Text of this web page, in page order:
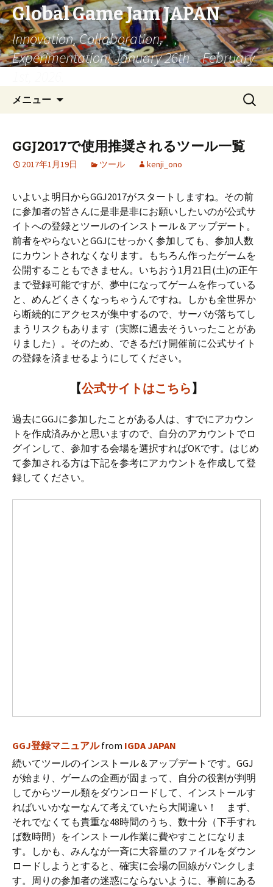
Global Game Jam JAPAN
Innovation, Collaboration,
Experimentation! January 26th – February
メニュー
ツ
へ
動
検
索:
GGJ2017で使用推奨されるツール一覧
2017年1月19日 ツール kenji_ono
いよいよ明日からGGJ2017がスタートしますね。その前
に参加者の皆さんに是非是非にお願いしたいのが公式サ
イトへの登録とツールのインストール＆アップデート。
前者をやらないとGGJにせっかく参加しても、参加人数
にカウントされなくなります。もちろん作ったゲームを
公開することもできません。いちおう1月21日(土)の正午
まで登録可能ですが、夢中になってゲームを作っている
と、めんどくさくなっちゃうんですね。しかも全世界か
ら断続的にアクセスが集中するので、サーバが落ちてし
まうリスクもあります（実際に過去そういったことがあ
りました）。そのため、できるだけ開催前に公式サイト
の登録を済ませるようにしてください。
【公式サイトはこちら 】
過去にGGJに参加したことがある人は、すでにアカウン
トを作成済みかと思いますので、自分のアカウントでロ
グインして、参加する会場を選択すればOKです。はじめ
て参加される方は下記を参考にアカウントを作成して登
録してください。
GGJ登録マニュアル from IGDA JAPAN
続いてツールのインストール＆アップデートです。GGJ
が始まり、ゲームの企画が固まって、自分の役割が判明
してからツール類をダウンロードして、インストールす
ればいいかなーなんて考えていたら大間違い！ まず、
それでなくても貴重な48時間のうち、数十分（下手すれ
ば数時間）をインストール作業に費やすことになりま
す。しかも、みんなが一斉に大容量のファイルをダウン
ロードしようとすると、確実に会場の回線がパンクしま
す。周りの参加者の迷惑にならないように、事前にある